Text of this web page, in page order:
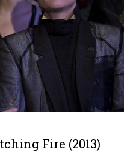
Fire (2013)